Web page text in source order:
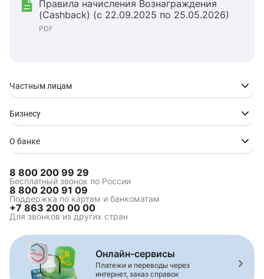
Правила начисления Вознаграждения
(Cashback) (с 22.09.2025 по 25.05.2026)
PDF
Частным лицам
Бизнесу
О банке
8 800 200 99 29
Бесплатный звонок по России
8 800 200 91 09
Поддержка по картам и банкоматам
+7 863 200 00 00
Для звонков из других стран
Онлайн-сервисы
Платежи и переводы через
интернет, заказ справок